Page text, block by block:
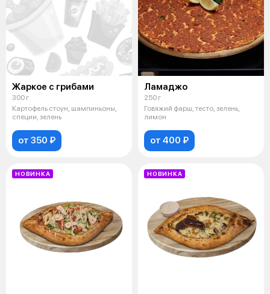
Жаркое с грибами
300 г
Картофель стоун, шампиньоны,
специи, зелень
от 350 ₽
Ламаджо
250 г
Говяжий фарш, тесто, зелень,
лимон
от 400 ₽
НОВИНКА НОВИНКА